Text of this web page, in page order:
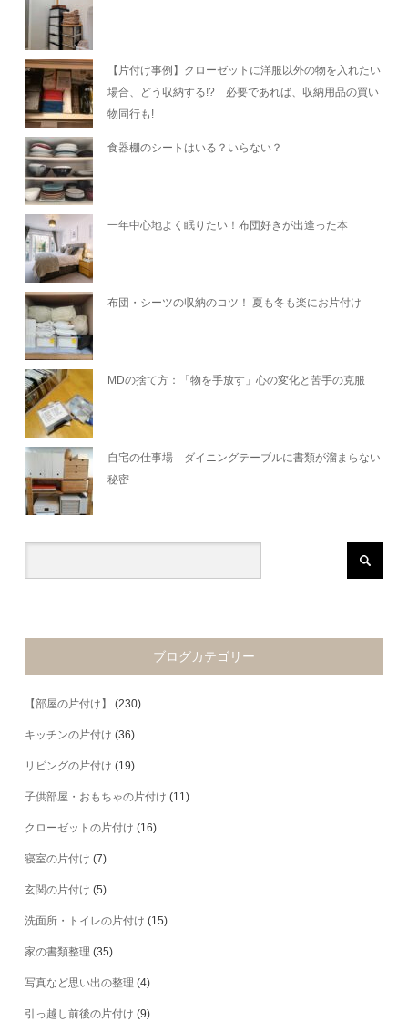
【片付け事例】クローゼットに洋服以外の物を入れたい
場合、どう収納する!? 必要であれば、収納用品の買い
物同行も!
食器棚のシートはいる？いらない？
一年中心地よく眠りたい！布団好きが出逢った本
布団・シーツの収納のコツ！ 夏も冬も楽にお片付け
MDの捨て方：「物を手放す」心の変化と苦手の克服
自宅の仕事場 ダイニングテーブルに書類が溜まらない
秘密
ブログカテゴリー
【部屋の片付け】 (230)
キッチンの片付け (36)
リビングの片付け (19)
子供部屋・おもちゃの片付け (11)
クローゼットの片付け (16)
寝室の片付け (7)
玄関の片付け (5)
洗面所・トイレの片付け (15)
家の書類整理 (35)
写真など思い出の整理 (4)
引っ越し前後の片付け (9)